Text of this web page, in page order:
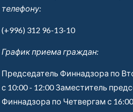
телефону:
(+996) 312 96-13-10
График приема граждан:
Председатель Финнадзора по
с 10:00 - 12:00 Заместитель
Финнадзора по Четвергам с